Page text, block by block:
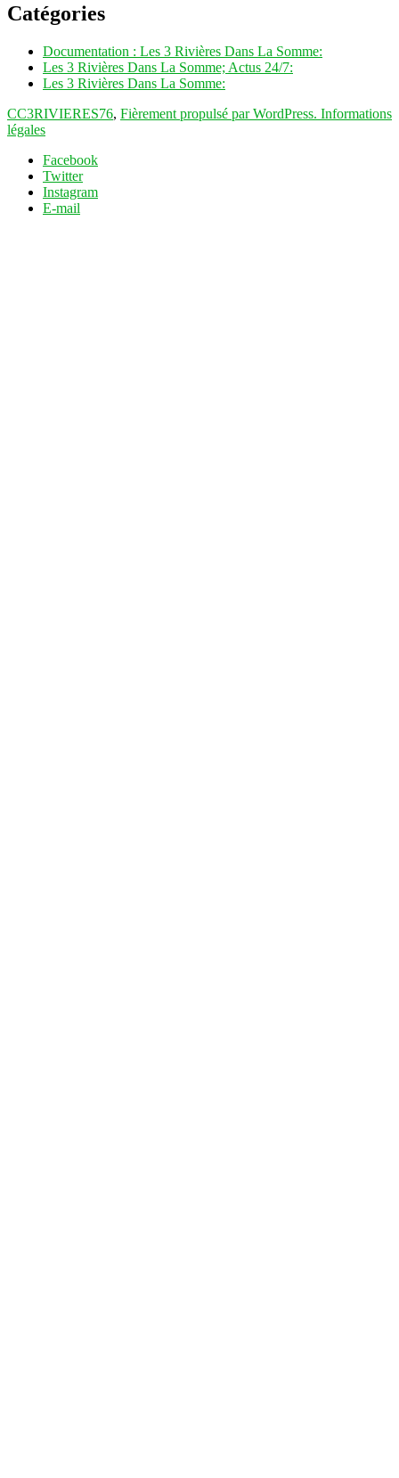
Catégories
Documentation : Les 3 Rivières Dans La Somme:
Les 3 Rivières Dans La Somme; Actus 24/7:
Les 3 Rivières Dans La Somme:
CC3RIVIERES76, Fièrement propulsé par WordPress. Informations
légales
Facebook
Twitter
Instagram
E-mail